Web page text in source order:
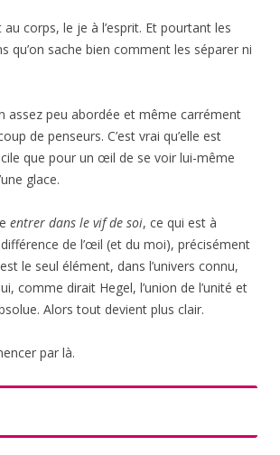
corps, le je à l’esprit. Et pourtant les
qu’on sache bien comment les séparer ni
assez peu abordée et même carrément
de penseurs. C’est vrai qu’elle est
que pour un œil de se voir lui-même
glace.
entrer dans le vif de soi, ce qui est à
de l’œil (et du moi), précisément
le seul élément, dans l’univers connu,
comme dirait Hegel, l’union de l’unité et
Alors tout devient plus clair.
par là.